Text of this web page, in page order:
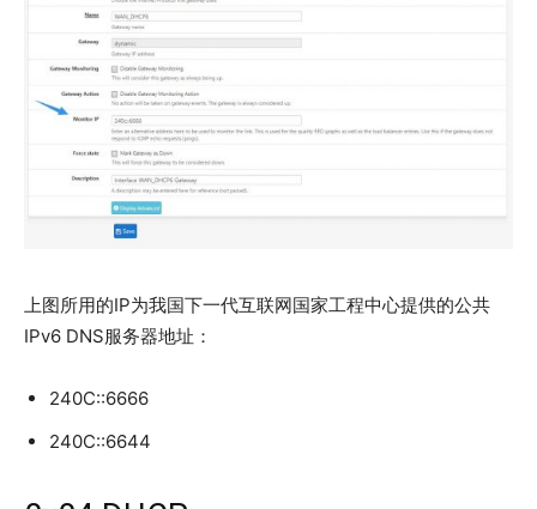
上图所用的IP为我国下一代互联网国家工程中心提供的公共
IPv6 DNS服务器地址：
240C::6666
240C::6644